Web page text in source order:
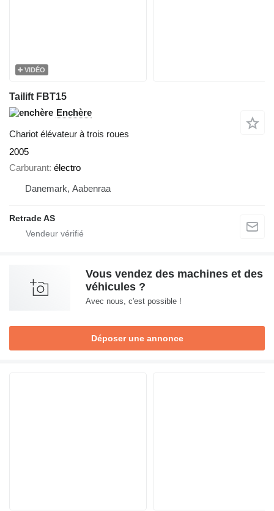
VIDÉO
Tailift FBT15
Enchère
Chariot élévateur à trois roues
2005
Carburant électro
Danemark, Aabenraa
Retrade AS
Vous vendez des machines et des
véhicules ?
Avec nous, c'est possible !
Déposer une annonce